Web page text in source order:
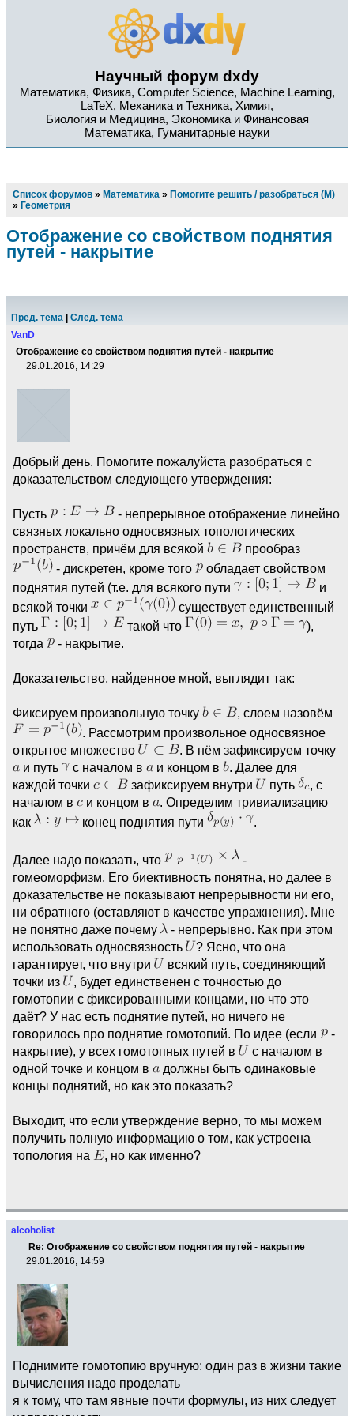
Научный форум dxdy
Математика, Физика, Computer Science, Machine Learning,
LaTeX, Механика и Техника, Химия,
Биология и Медицина, Экономика и Финансовая
Математика, Гуманитарные науки
Список форумов » Математика » Помогите решить / разобраться (М)
» Геометрия
Отображение со свойством поднятия
путей - накрытие
Пред. тема
След. тема
VanD
Отображение со свойством поднятия путей - накрытие
29.01.2016, 14:29
Добрый день. Помогите пожалуйста разобраться с
доказательством следующего утверждения:
Пусть
- непрерывное отображение линейно
связных локально односвязных топологических
пространств, причём для всякой
прообраз
- дискретен, кроме того
обладает свойством
поднятия путей (т.е. для всякого пути
и
всякой точки
существует единственный
путь
такой что
),
тогда
- накрытие.
Доказательство, найденное мной, выглядит так:
Фиксируем произвольную точку
, слоем назовём
. Рассмотрим произвольное односвязное
открытое множество
. В нём зафиксируем точку
и путь
с началом в и концом в
. Далее для
каждой точки
зафиксируем внутри путь
, с
началом в
и концом в
. Определим тривиализацию
как
конец поднятия пути .
Далее надо показать, что
-
гомеоморфизм. Его биективность понятна, но далее в
доказательстве не показывают непрерывности ни его,
ни обратного (оставляют в качестве упражнения). Мне
не понятно даже почему
- непрерывно. Как при этом
использовать односвязность
? Ясно, что она
гарантирует, что внутри
всякий путь, соединяющий
точки из
, будет единственен с точностью до
гомотопии с фиксированными концами, но что это
даёт? У нас есть поднятие путей, но ничего не
говорилось про поднятие гомотопий. По идее (если
-
накрытие), у всех гомотопных путей в
с началом в
одной точке и концом в
должны быть одинаковые
концы поднятий, но как это показать?
Выходит, что если утверждение верно, то мы можем
получить полную информацию о том, как устроена
топология на
, но как именно?
alcoholist
Re: Отображение со свойством поднятия путей - накрытие
29.01.2016, 14:59
Поднимите гомотопию вручную: один раз в жизни такие
вычисления надо проделать
я к тому, что там явные почти формулы, из них следует